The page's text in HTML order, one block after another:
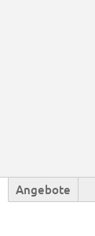
Angebote